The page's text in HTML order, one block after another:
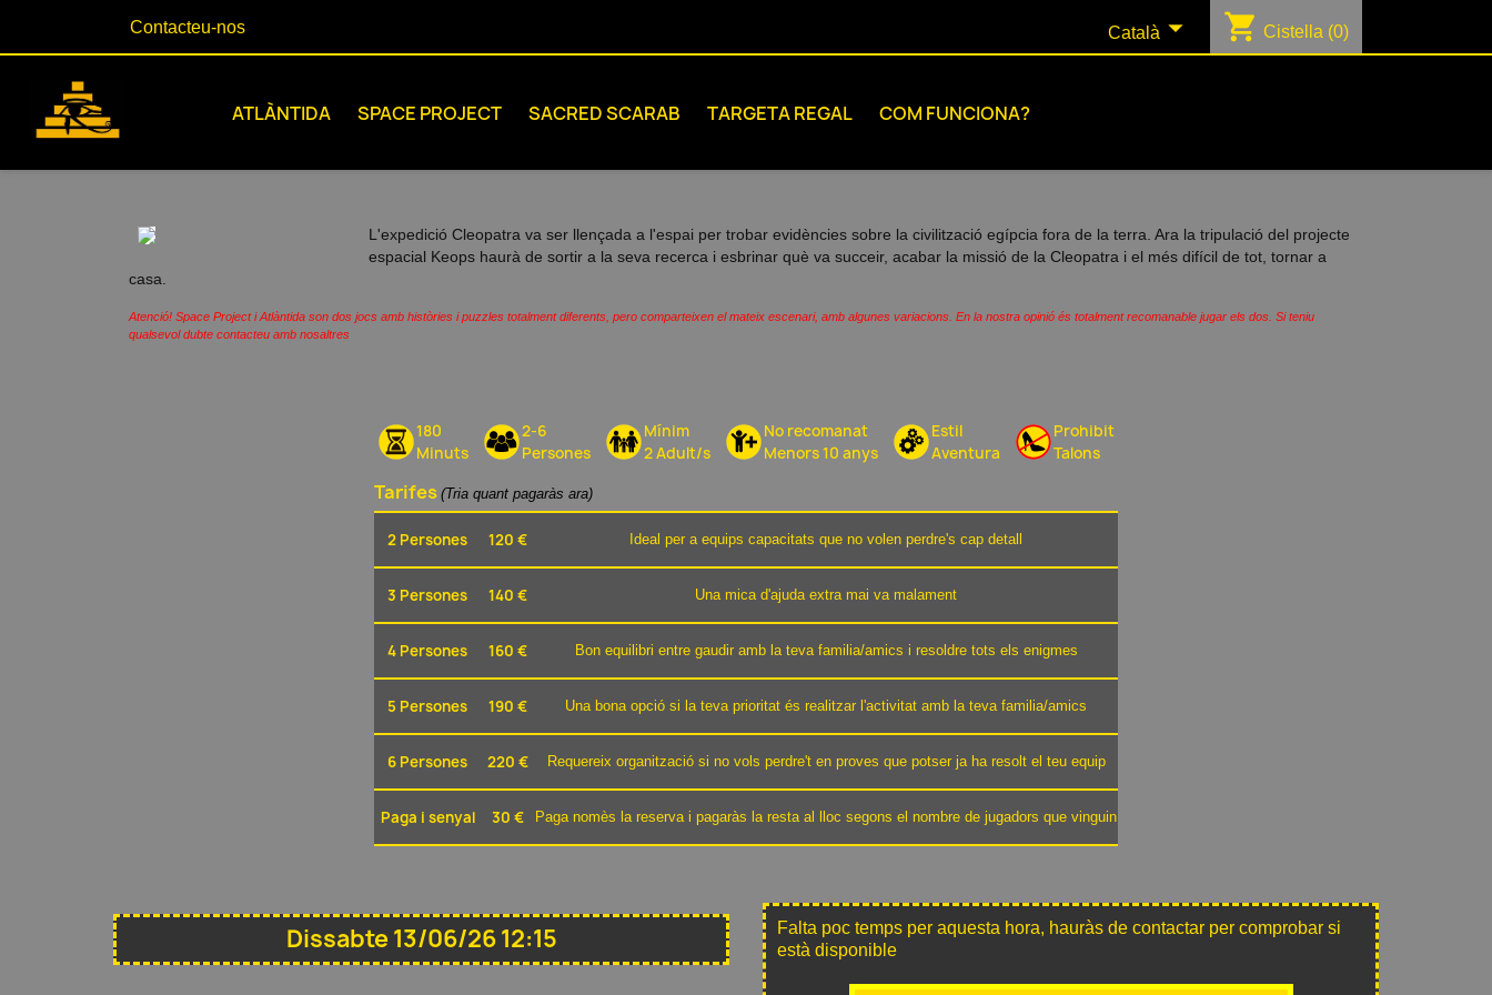
Contacteu-nos Català shopping_cart Cistella (0)
ATLÀNTIDA SPACE PROJECT SACRED SCARAB TARGETA REGAL COM FUNCIONA?
L'expedició Cleopatra va ser llençada a l'espai per trobar evidències sobre la civilització egípcia fora de la terra. Ara la tripulació del projecte
espacial Keops haurà de sortir a la seva recerca i esbrinar què va succeir, acabar la missió de la Cleopatra i el més difícil de tot, tornar a
casa.
Atenció! Space Project i Atlàntida son dos jocs amb històries i puzzles totalment diferents, pero comparteixen el mateix escenari, amb algunes variacions. En la nostra opinió és totalment recomanable jugar els dos. Si teniu
qualsevol dubte contacteu amb nosaltres
180
Minuts
2-6
Persones
Mínim
2 Adult/s
No recomanat
Menors 10 anys
Estil
Aventura
Prohibit
Talons
Tarifes (Tria quant pagaràs ara)
2 Persones 120 € Ideal per a equips capacitats que no volen perdre's cap detall
3 Persones 140 € Una mica d'ajuda extra mai va malament
4 Persones 160 € Bon equilibri entre gaudir amb la teva familia/amics i resoldre tots els enigmes
5 Persones 190 € Una bona opció si la teva prioritat és realitzar l'activitat amb la teva familia/amics
6 Persones 220 € Requereix organització si no vols perdre't en proves que potser ja ha resolt el teu equip
Paga i senyal 30 € Paga nomès la reserva i pagaràs la resta al lloc segons el nombre de jugadors que vinguin
Dissabte 13/06/26 12:15
Falta poc temps per aquesta hora, hauràs de contactar per comprobar si
està disponible